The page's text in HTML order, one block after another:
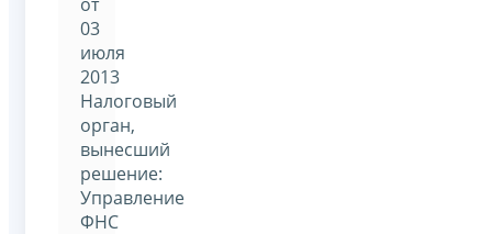
03
июля
2013
Налоговый
орган,
вынесший
решение:
Управление
ФНС